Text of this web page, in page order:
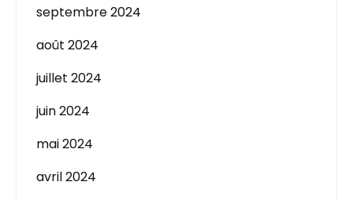
septembre 2024
août 2024
juillet 2024
juin 2024
mai 2024
avril 2024